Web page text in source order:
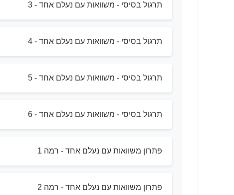
תרגול בסיסי - משוואות עם נעלם אחד - 3
תרגול בסיסי - משוואות עם נעלם אחד - 4
תרגול בסיסי - משוואות עם נעלם אחד - 5
תרגול בסיסי - משוואות עם נעלם אחד - 6
פתרון משוואות עם נעלם אחד - רמה 1
פתרון משוואות עם נעלם אחד - רמה 2